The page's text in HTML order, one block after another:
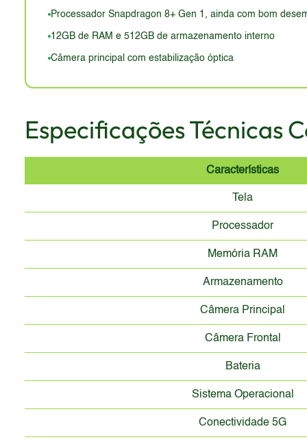
Processador Snapdragon 8+ Gen 1, ainda com bom
12GB de RAM e 512GB de armazenamento interno
Câmera principal com estabilização óptica
Especificações Técnicas
Características
Tela
Processador
Memória RAM
Armazenamento
Câmera Principal
Câmera Frontal
Bateria
Sistema Operacional
Conectividade 5G